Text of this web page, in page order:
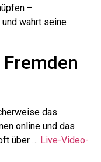
–
wahrt seine
das
online und das
über … Live-Video-